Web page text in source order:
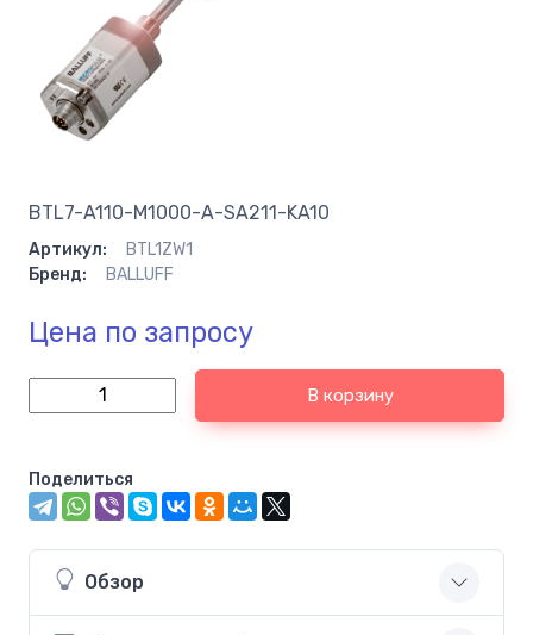
BTL7-A110-M1000-A-SA211-KA10
Артикул:
BTL1ZW1
Бренд:
BALLUFF
Цена по запросу
В корзину
Поделиться
Обзор